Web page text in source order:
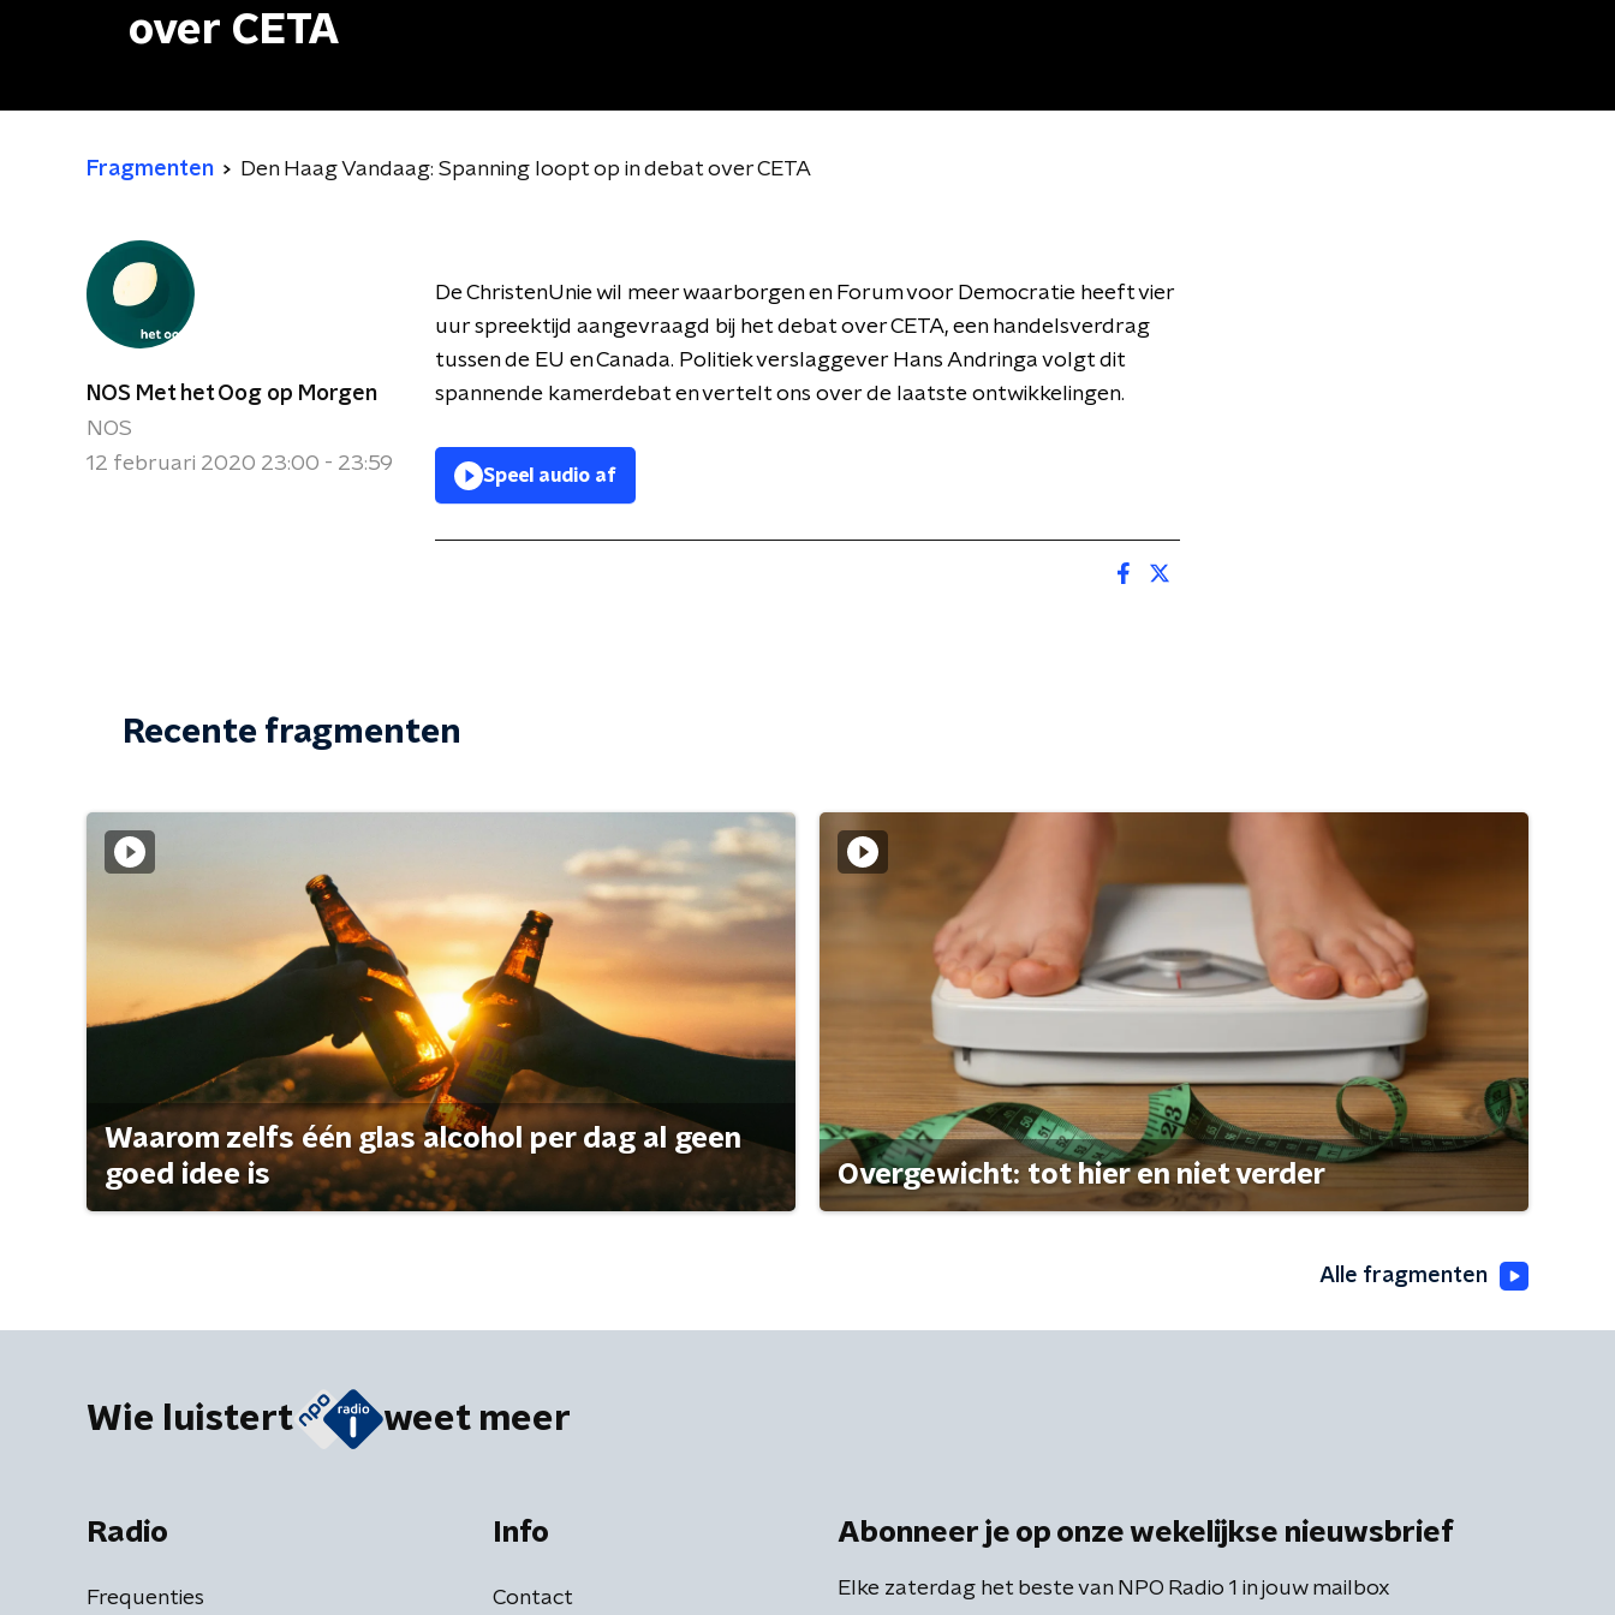
over CETA
Fragmenten Den Haag Vandaag: Spanning loopt op in debat over CETA
NOS Met het Oog op Morgen
NOS
12 februari 2020 23:00 - 23:59
De ChristenUnie wil meer waarborgen en Forum voor Democratie heeft vier
uur spreektijd aangevraagd bij het debat over CETA, een handelsverdrag
tussen de EU en Canada. Politiek verslaggever Hans Andringa volgt dit
spannende kamerdebat en vertelt ons over de laatste ontwikkelingen.
Speel audio af
Recente fragmenten
Waarom zelfs één glas alcohol per dag al geen
goed idee is
Overgewicht: tot hier en niet verder
Alle fragmenten
Wie luistert weet meer
Radio
Frequenties
Info
Contact
Abonneer je op onze wekelijkse nieuwsbrief
Elke zaterdag het beste van NPO Radio 1 in jouw mailbox